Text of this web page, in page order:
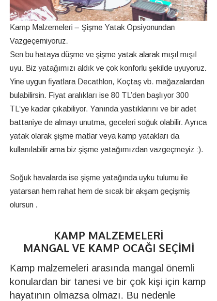
Kamp Malzemeleri – Şişme Yatak Opsiyonundan
Vazgeçemiyoruz.
Sen bu hataya düşme ve şişme yatak alarak mışıl mışıl
uyu. Biz yatağımızı aldık ve çok konforlu şekilde uyuyoruz.
Yine uygun fiyatlara Decathlon, Koçtaş vb. mağazalardan
bulabilirsin. Fiyat aralıkları ise 80 TL’den başlıyor 300
TL‘ye kadar çıkabiliyor. Yanında yastıklarını ve bir adet
battaniye de almayı unutma, geceleri soğuk olabilir. Ayrıca
yatak olarak şişme matlar veya kamp yatakları da
kullanılabilir ama biz şişme yatağımızdan vazgeçmeyiz :).
Soğuk havalarda ise şişme yatağında uyku tulumu ile
yatarsan hem rahat hem de sıcak bir akşam geçişmiş
olursun .
KAMP MALZEMELERI
MANGAL VE KAMP OCAĞI SEÇIMI
Kamp malzemeleri arasında mangal önemli
konulardan bir tanesi ve bir çok kişi için kamp
hayatının olmazsa olmazı. Bu nedenle